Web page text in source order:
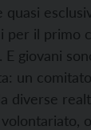
per il primo
giovani
un
diverse